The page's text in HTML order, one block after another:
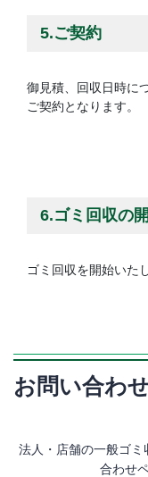
5.ご契約
御見積、回収日時に
ご契約となります。
6.ゴミ回収の
ゴミ回収を開始いた
お問い合わ
法人・店舗の一般ゴ
合わせ